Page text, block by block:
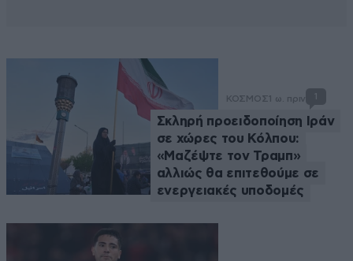
ΚΟΣΜΟΣ 1 ω. πριν
Σκληρή προειδοποίηση Ιράν
σε χώρες του Κόλπου:
«Μαζέψτε τον Τραμπ»
αλλιώς θα επιτεθούμε σε
ενεργειακές υποδομές